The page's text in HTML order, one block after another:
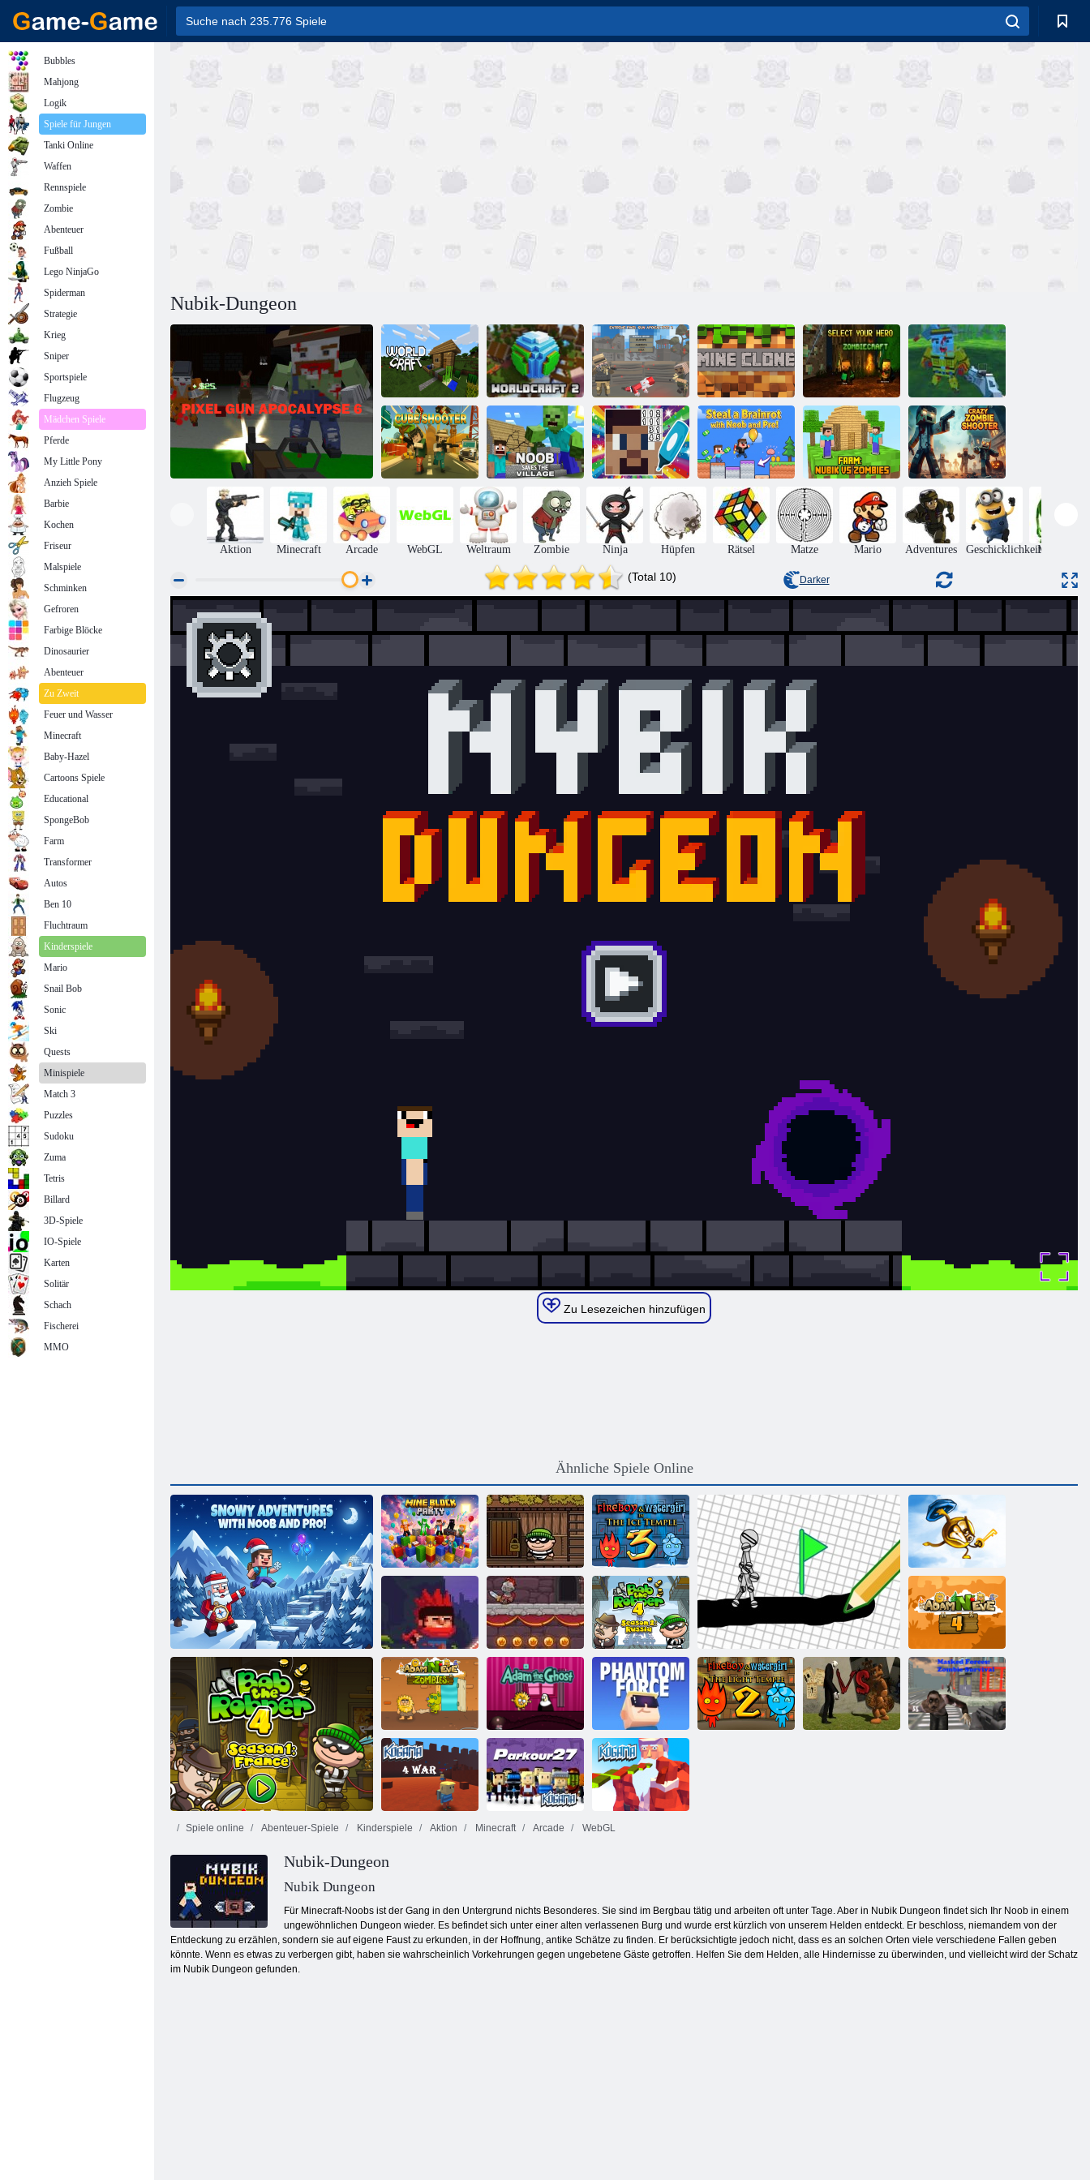
Nubik-Dungeon
Pixel -Waffen -Apokalypse 6
Welthandwerk Worldcraft 2
Extreme Pixel -
Waffen -
Apokalypse 3
Mine Clone 4 Zombiecraft Schussbande
Noob rettet das
Dorf
Malen Sie
Minenmobs
Stehlen Sie mit
Noob und Pro
einen Brainrot!
Bauernhof:
Nubik gegen
Zombies
Verrückter
Zombie-Shooter
Aktion Minecraft Arcade WebGL Weltraum Zombie Ninja Hüpfen Rätsel Matze Mario Adventures GeschicklichkeitMonsters
(Total 10) Darker
Zu Lesezeichen hinzufügen
Ähnliche Spiele Online
Schneeabenteuer mit Noob und Pro!
Minenblockparty Bob the Robber
Feuer und
Wasser 3: Der
Eistempel
Key & Shield
Ninja Ranmaru Tapferer Ritter
Bob der Räuber 4
Bob der Räuber
4: Staffel 2
Russland
Adam und Eva 4
Adam und Eva:
Zombies
Adam und Eva:
Adam der Geist
Kogama
Phantomkraft
Spiele online Abenteuer-Spiele Kinderspiele Aktion Minecraft Arcade WebGL
Nubik-Dungeon
Nubik Dungeon
Für Minecraft-Noobs ist der Gang in den Untergrund nichts Besonderes. Sie sind im Bergbau tätig und arbeiten oft unter Tage. Aber in Nubik Dungeon findet sich Ihr Noob in einem
ungewöhnlichen Dungeon wieder. Es befindet sich unter einer alten verlassenen Burg und wurde erst kürzlich von unserem Helden entdeckt. Er beschloss, niemandem von der
Entdeckung zu erzählen, sondern sie auf eigene Faust zu erkunden, in der Hoffnung, antike Schätze zu finden. Er berücksichtigte jedoch nicht, dass es an solchen Orten viele verschiedene Fallen geben
könnte. Wenn es etwas zu verbergen gibt, haben sie wahrscheinlich Vorkehrungen gegen ungebetene Gäste getroffen. Helfen Sie dem Helden, alle Hindernisse zu überwinden, und vielleicht wird der Schatz
im Nubik Dungeon gefunden.
Bubbles
Mahjong
Logik
Spiele für Jungen
Tanki Online
Waffen
Rennspiele
Zombie
Abenteuer
Fußball
Lego NinjaGo
Spiderman
Strategie
Krieg
Sniper
Sportspiele
Flugzeug
Mädchen Spiele
Pferde
My Little Pony
Anzieh Spiele
Barbie
Kochen
Friseur
Malspiele
Schminken
Gefroren
Farbige Blöcke
Dinosaurier
Abenteuer
Zu Zweit
Feuer und Wasser
Minecraft
Baby-Hazel
Cartoons Spiele
Educational
SpongeBob
Farm
Transformer
Autos
Ben 10
Fluchtraum
Kinderspiele
Mario
Snail Bob
Sonic
Ski
Quests
Minispiele
Match 3
Puzzles
Sudoku
Zuma
Tetris
Billard
3D-Spiele
IO-Spiele
Karten
Solitär
Schach
Fischerei
MMO